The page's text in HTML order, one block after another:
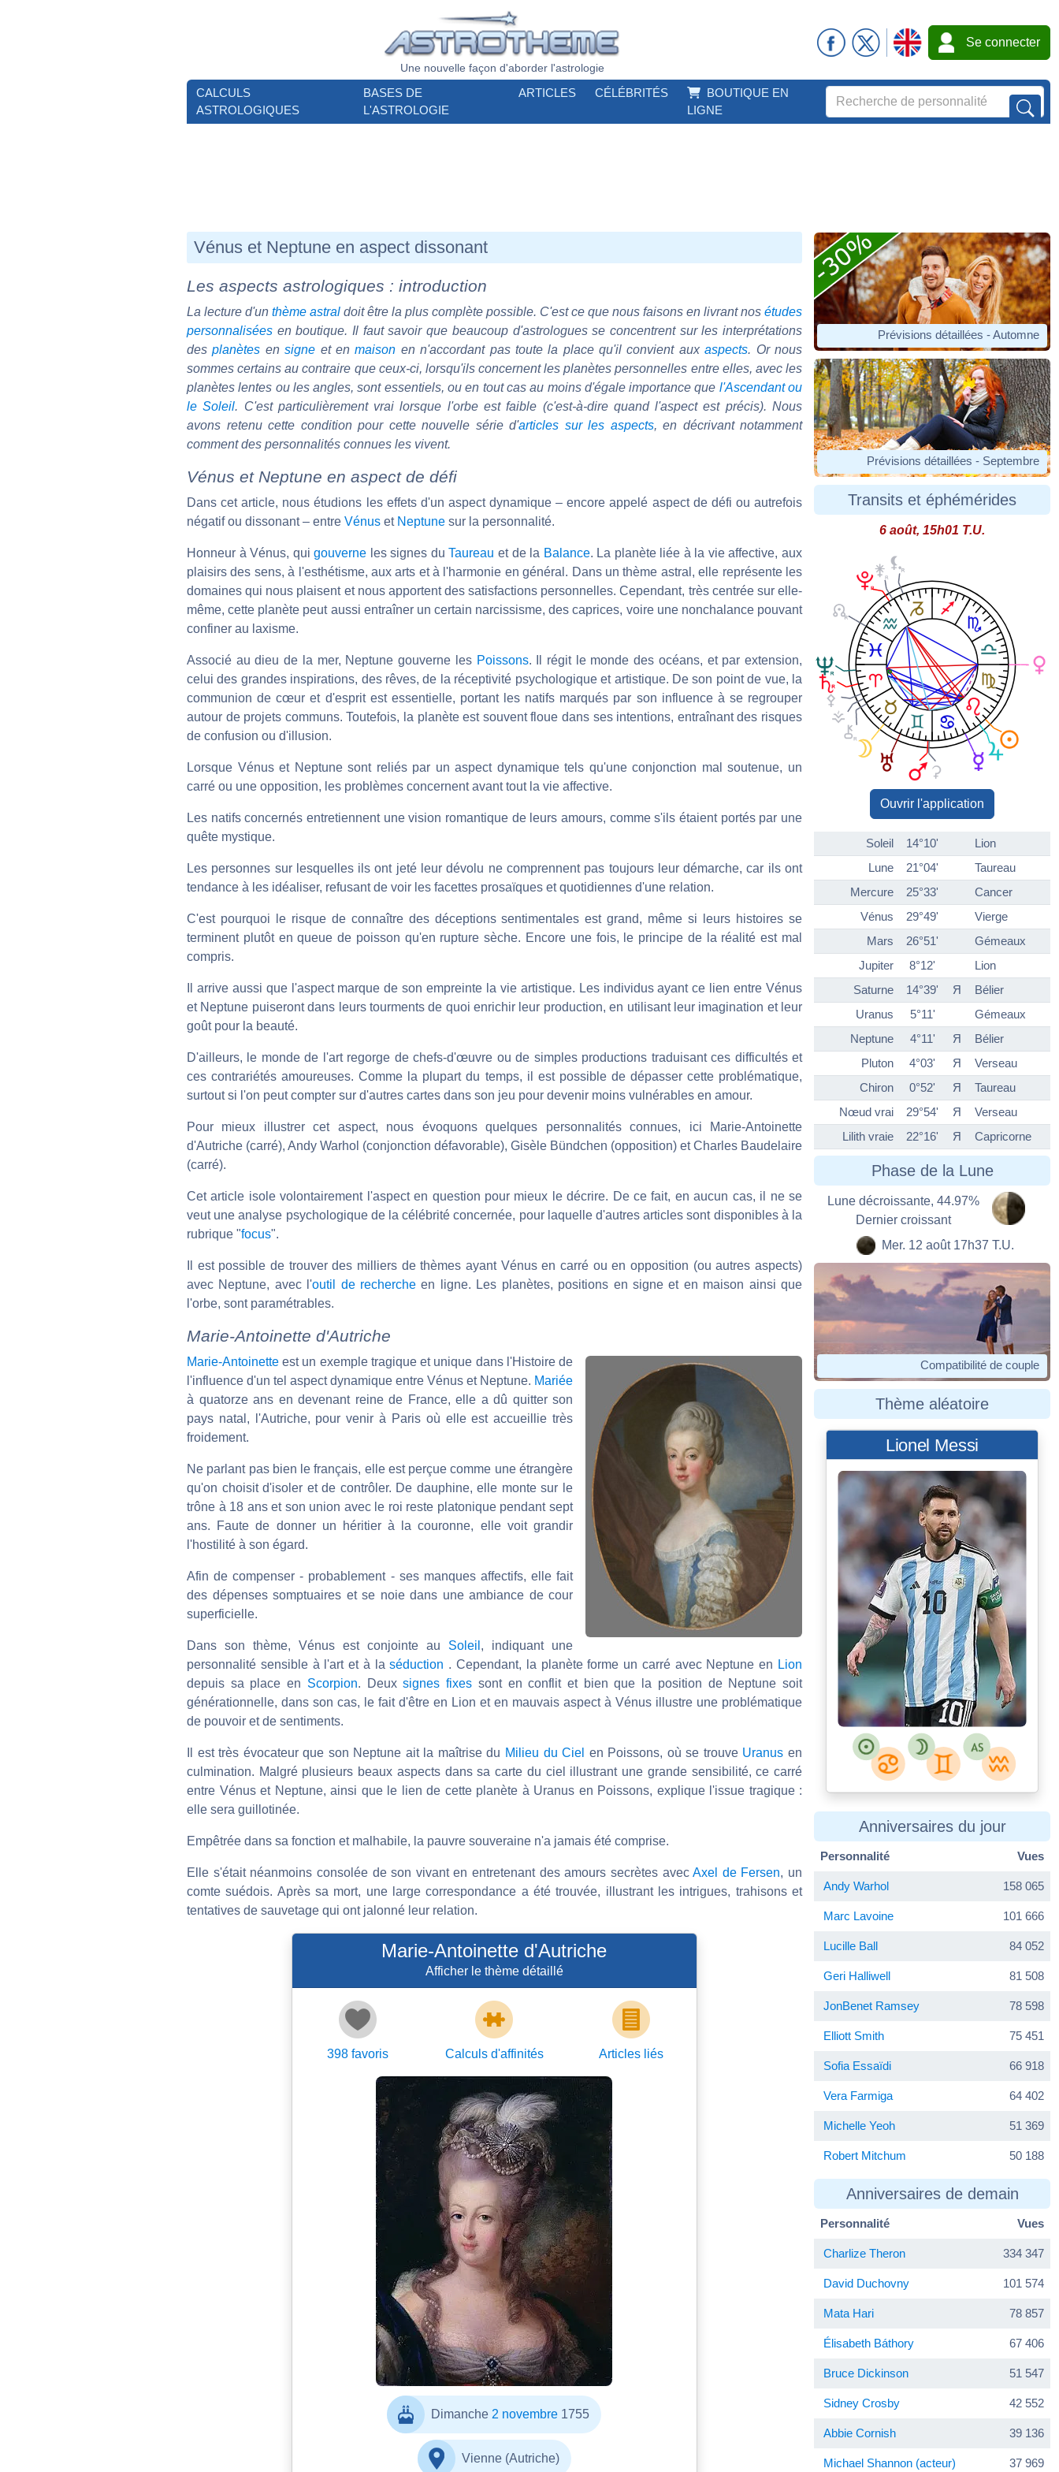
Une nouvelle façon d'aborder l'astrologie
Se connecter
CALCULS
ASTROLOGIQUES
BASES DE
L'ASTROLOGIE
ARTICLES CÉLÉBRITÉS
BOUTIQUE EN
LIGNE
Vénus et Neptune en aspect dissonant
Les aspects astrologiques : introduction
La lecture d'un thème astral doit être la plus complète possible. C'est ce que nous faisons en livrant nos études
personnalisées en boutique. Il faut savoir que beaucoup d'astrologues se concentrent sur les interprétations
desplanètes ensigne et enmaison en n'accordant pas toute la place qu'il convient auxaspects. Or nous
sommes certains au contraire que ceux-ci, lorsqu'ils concernent les planètes personnelles entre elles, avec les
planètes lentes ou les angles, sont essentiels, ou en tout cas au moins d'égale importance que l'Ascendant ou
le Soleil. C'est particulièrement vrai lorsque l'orbe est faible (c'est-à-dire quand l'aspect est précis). Nous
avons retenu cette condition pour cette nouvelle série d'articles sur les aspects, en décrivant notamment
comment des personnalités connues les vivent.
Vénus et Neptune en aspect de défi
Dans cet article, nous étudions les effets d'un aspect dynamique – encore appelé aspect de défi ou autrefois
négatif ou dissonant – entre Vénus et Neptune sur la personnalité.
Honneur à Vénus, quigouverne les signes duTaureau et de la Balance. La planète liée à la vie affective, aux
plaisirs des sens, à l'esthétisme, aux arts et à l'harmonie en général. Dans un thème astral, elle représente les
domaines qui nous plaisent et nous apportent des satisfactions personnelles. Cependant, très centrée sur elle-
même, cette planète peut aussi entraîner un certain narcissisme, des caprices, voire une nonchalance pouvant
confiner au laxisme.
Associé au dieu de la mer, Neptune gouverne les Poissons. Il régit le monde des océans, et par extension,
celui des grandes inspirations, des rêves, de la réceptivité psychologique et artistique. De son point de vue, la
communion de cœur et d'esprit est essentielle, portant les natifs marqués par son influence à se regrouper
autour de projets communs. Toutefois, la planète est souvent floue dans ses intentions, entraînant des risques
de confusion ou d'illusion.
Lorsque Vénus et Neptune sont reliés par un aspect dynamique tels qu'une conjonction mal soutenue, un
carré ou une opposition, les problèmes concernent avant tout la vie affective.
Les natifs concernés entretiennent une vision romantique de leurs amours, comme s'ils étaient portés par une
quête mystique.
Les personnes sur lesquelles ils ont jeté leur dévolu ne comprennent pas toujours leur démarche, car ils ont
tendance à les idéaliser, refusant de voir les facettes prosaïques et quotidiennes d'une relation.
C'est pourquoi le risque de connaître des déceptions sentimentales est grand, même si leurs histoires se
terminent plutôt en queue de poisson qu'en rupture sèche. Encore une fois, le principe de la réalité est mal
compris.
Il arrive aussi que l'aspect marque de son empreinte la vie artistique. Les individus ayant ce lien entre Vénus
et Neptune puiseront dans leurs tourments de quoi enrichir leur production, en utilisant leur imagination et leur
goût pour la beauté.
D'ailleurs, le monde de l'art regorge de chefs-d'œuvre ou de simples productions traduisant ces difficultés et
ces contrariétés amoureuses. Comme la plupart du temps, il est possible de dépasser cette problématique,
surtout si l'on peut compter sur d'autres cartes dans son jeu pour devenir moins vulnérables en amour.
Pour mieux illustrer cet aspect, nous évoquons quelques personnalités connues, ici Marie-Antoinette
d'Autriche (carré), Andy Warhol (conjonction défavorable), Gisèle Bündchen (opposition) et Charles Baudelaire
(carré).
Cet article isole volontairement l'aspect en question pour mieux le décrire. De ce fait, en aucun cas, il ne se
veut une analyse psychologique de la célébrité concernée, pour laquelle d'autres articles sont disponibles à la
rubrique "focus".
Il est possible de trouver des milliers de thèmes ayant Vénus en carré ou en opposition (ou autres aspects)
avec Neptune, avec l'outil de recherche en ligne. Les planètes, positions en signe et en maison ainsi que
l'orbe, sont paramétrables.
Marie-Antoinette d'Autriche
Marie-Antoinette est un exemple tragique et unique dans l'Histoire de
l'influence d'un tel aspect dynamique entre Vénus et Neptune. Mariée
à quatorze ans en devenant reine de France, elle a dû quitter son
pays natal, l'Autriche, pour venir à Paris où elle est accueillie très
froidement.
Ne parlant pas bien le français, elle est perçue comme une étrangère
qu'on choisit d'isoler et de contrôler. De dauphine, elle monte sur le
trône à 18 ans et son union avec le roi reste platonique pendant sept
ans. Faute de donner un héritier à la couronne, elle voit grandir
l'hostilité à son égard.
Afin de compenser - probablement - ses manques affectifs, elle fait
des dépenses somptuaires et se noie dans une ambiance de cour
superficielle.
Dans son thème, Vénus est conjointe au Soleil , indiquant une
personnalité sensible à l'art et à laséduction . Cependant, la planète forme un carré avec Neptune en Lion
depuis sa place en Scorpion. Deuxsignes fixes sont en conflit et bien que la position de Neptune soit
générationnelle, dans son cas, le fait d'être en Lion et en mauvais aspect à Vénus illustre une problématique
de pouvoir et de sentiments.
Il est très évocateur que son Neptune ait la maîtrise du Milieu du Ciel en Poissons, où se trouve Uranus en
culmination. Malgré plusieurs beaux aspects dans sa carte du ciel illustrant une grande sensibilité, ce carré
entre Vénus et Neptune, ainsi que le lien de cette planète à Uranus en Poissons, explique l'issue tragique :
elle sera guillotinée.
Empêtrée dans sa fonction et malhabile, la pauvre souveraine n'a jamais été comprise.
Elle s'était néanmoins consolée de son vivant en entretenant des amours secrètes avecAxel de Fersen, un
comte suédois. Après sa mort, une large correspondance a été trouvée, illustrant les intrigues, trahisons et
tentatives de sauvetage qui ont jalonné leur relation.
Marie-Antoinette d'Autriche
Afficher le thème détaillé
398 favoris Calculs d'affinités Articles liés
Jean-Baptiste André Gautier-
Dagoty
Dimanche 2 novembre 1755
Vienne (Autriche)
Prévisions détaillées - Automne
Prévisions détaillées - Septembre
Transits et éphémérides
6 août, 15h01 T.U.
Ouvrir l'application
Soleil 14°10'
Lion
Lune
21°04'
Taureau
Mercure
25°33'
Cancer
Vénus
29°49'
Vierge
Mars
26°51'
Gémeaux
Jupiter
8°12'
Lion
Saturne
14°39' Я
Bélier
Uranus
5°11'
Gémeaux
Neptune
4°11' Я
Bélier
Pluton
4°03' Я
Verseau
Chiron
0°52' Я
Taureau
Nœud vrai
29°54' Я
Verseau
Lilith vraie
22°16' Я Capricorne
Phase de la Lune
Lune décroissante, 44.97%
Dernier croissant
Mer. 12 août 17h37 T.U.
Compatibilité de couple
Thème aléatoire
Lionel Messi
Anniversaires du jour
Personnalité Vues
Andy Warhol 158 065
Marc Lavoine 101 666
Lucille Ball 84 052
Geri Halliwell 81 508
JonBenet Ramsey 78 598
Elliott Smith 75 451
Sofia Essaïdi 66 918
Vera Farmiga 64 402
Michelle Yeoh 51 369
Robert Mitchum 50 188
Anniversaires de demain
Personnalité Vues
Charlize Theron 334 347
David Duchovny 101 574
Mata Hari 78 857
Élisabeth Báthory 67 406
Bruce Dickinson 51 547
Sidney Crosby 42 552
Abbie Cornish 39 136
Michael Shannon (acteur) 37 969